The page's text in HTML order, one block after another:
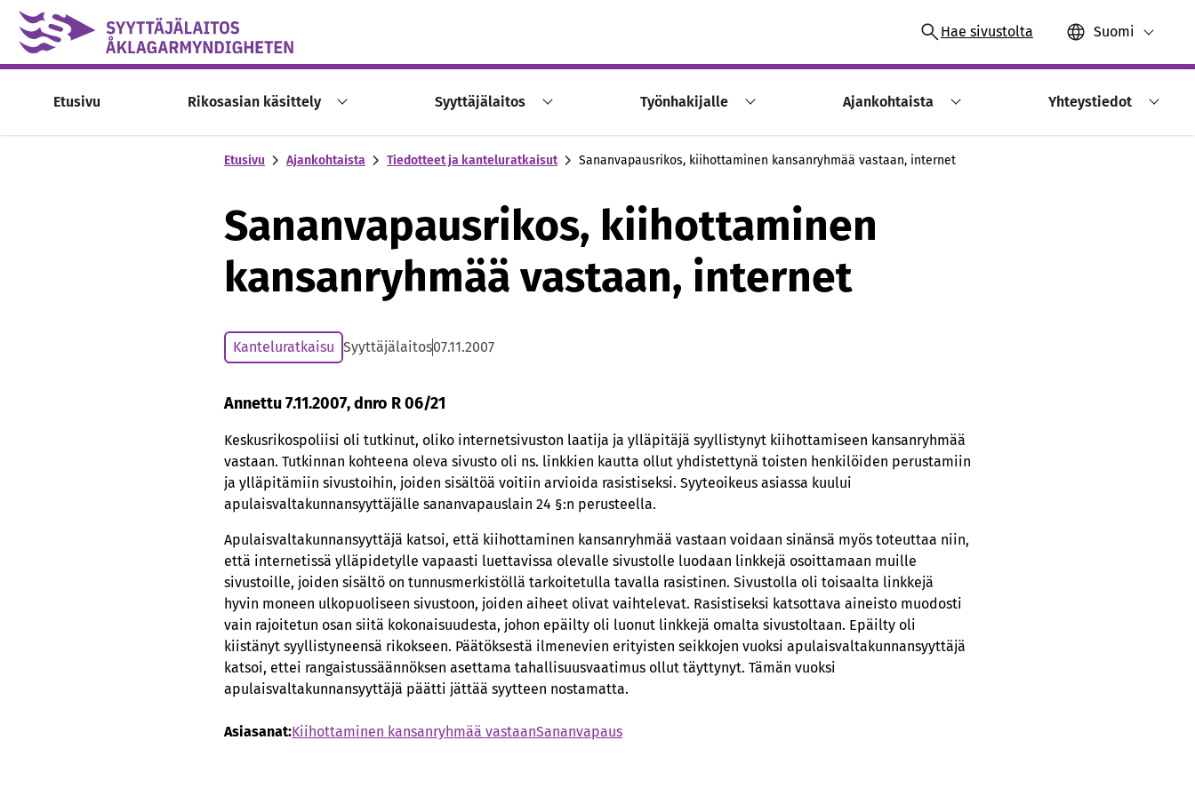
Skip to content -saavutettavuusohje
Hae sivustolta Suomi
Etusivu Rikosasian käsittely Syyttäjälaitos Työnhakijalle Ajankohtaista Yhteystiedot
Etusivu Ajankohtaista Tiedotteet ja kanteluratkaisut Sananvapausrikos, kiihottaminen kansanryhmää vastaan, internet
Sananvapausrikos, kiihottaminen
kansanryhmää vastaan, internet
Kanteluratkaisu Syyttäjälaitos07.11.2007
Annettu 7.11.2007, dnro R 06/21
Keskusrikospoliisi oli tutkinut, oliko internetsivuston laatija ja ylläpitäjä syyllistynyt kiihottamiseen kansanryhmää
vastaan. Tutkinnan kohteena oleva sivusto oli ns. linkkien kautta ollut yhdistettynä toisten henkilöiden perustamiin
ja ylläpitämiin sivustoihin, joiden sisältöä voitiin arvioida rasistiseksi. Syyteoikeus asiassa kuului
apulaisvaltakunnansyyttäjälle sananvapauslain 24 §:n perusteella.
Apulaisvaltakunnansyyttäjä katsoi, että kiihottaminen kansanryhmää vastaan voidaan sinänsä myös toteuttaa niin,
että internetissä ylläpidetylle vapaasti luettavissa olevalle sivustolle luodaan linkkejä osoittamaan muille
sivustoille, joiden sisältö on tunnusmerkistöllä tarkoitetulla tavalla rasistinen. Sivustolla oli toisaalta linkkejä
hyvin moneen ulkopuoliseen sivustoon, joiden aiheet olivat vaihtelevat. Rasistiseksi katsottava aineisto muodosti
vain rajoitetun osan siitä kokonaisuudesta, johon epäilty oli luonut linkkejä omalta sivustoltaan. Epäilty oli
kiistänyt syyllistyneensä rikokseen. Päätöksestä ilmenevien erityisten seikkojen vuoksi apulaisvaltakunnansyyttäjä
katsoi, ettei rangaistussäännöksen asettama tahallisuusvaatimus ollut täyttynyt. Tämän vuoksi
apulaisvaltakunnansyyttäjä päätti jättää syytteen nostamatta.
Asiasanat:Kiihottaminen kansanryhmää vastaanSananvapaus